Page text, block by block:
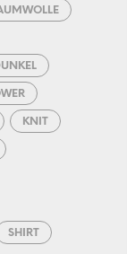
KNIT
SHIRT